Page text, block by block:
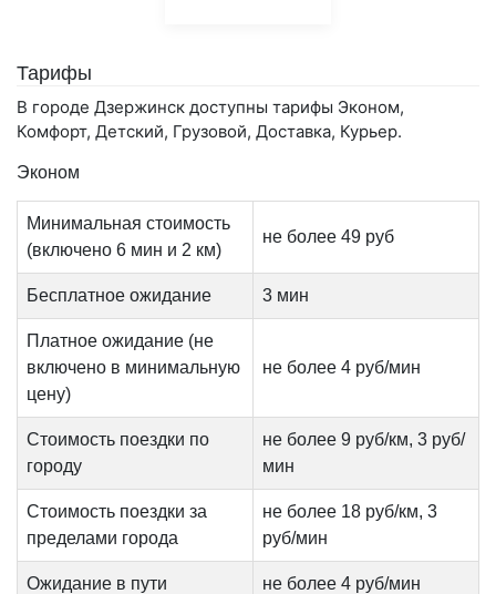
Тарифы
В городе Дзержинск доступны тарифы Эконом,
Комфорт, Детский, Грузовой, Доставка, Курьер.
Эконом
Минимальная стоимость
(включено 6 мин и 2 км)
не более 49 руб
Бесплатное ожидание 3 мин
Платное ожидание (не
включено в минимальную
цену)
не более 4 руб/мин
Стоимость поездки по
городу
не более 9 руб/км, 3 руб/
мин
Стоимость поездки за
пределами города
не более 18 руб/км, 3
руб/мин
Ожидание в пути не более 4 руб/мин